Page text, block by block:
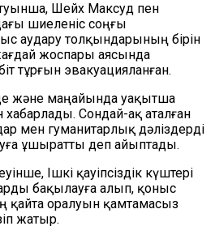
Шейх Максуд пен
шиеленіс соңғы
аудару толқындарының бірін
жоспары аясында
тұрғын эвакуацияланған.
және маңайында уақытша
Сондай-ақ аталған
мен гуманитарлық дәліздерді
ұшыратты деп айыптады.
Ішкі қауіпсіздік күштері
бақылауға алып, қоныс
қайта оралуын қамтамасыз
жатыр.